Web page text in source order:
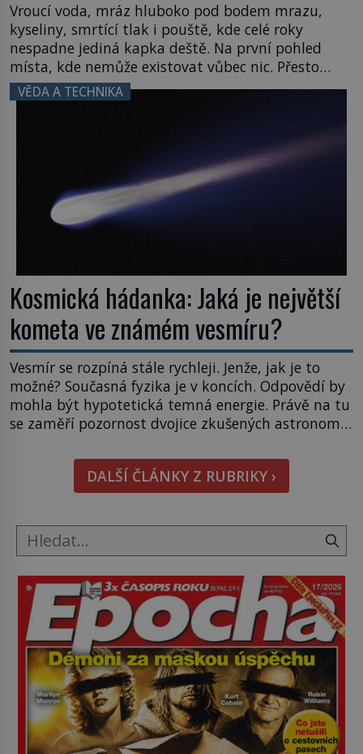
Vroucí voda, mráz hluboko pod bodem mrazu,
kyseliny, smrtící tlak i pouště, kde celé roky
nespadne jediná kapka deště. Na první pohled
místa, kde nemůže existovat vůbec nic. Přesto
právě tady vědci objevují organismy, které
posouvají hranice života. Každý nový nález mění
napovídá, kde bychom jednou […]
VĚDA A TECHNIKA
Kosmická hádanka: Jaká je největší
kometa ve známém vesmíru?
Vesmír se rozpíná stále rychleji. Jenže, jak je to
možné? Současná fyzika je v koncích. Odpovědí by
mohla být hypotetická temná energie. Právě na tu
se zaměří pozornost dvojice zkušených astronomů.
hmatatelnějšího. Naprosto rekordní kometu!
Astronomové Pedro Bernardinelli a Gary Bernstein
mravenčí prací zkoumají archivní snímky v rámci
DALŠÍ ČLÁNKY Z RUBRIKY ›